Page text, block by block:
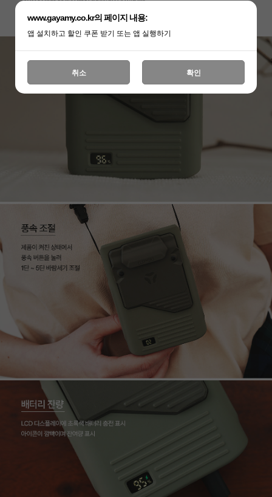
www.gayamy.co.kr의 페이지 내용:
앱 설치하고 할인 쿠폰 받기 또는 앱 실행하기
취소 확인